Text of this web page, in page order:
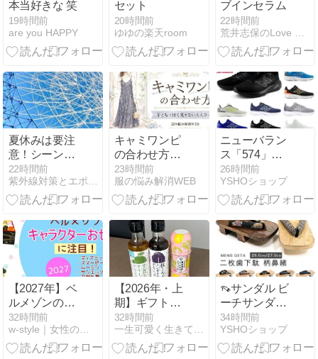
本当好きな 笑
19時間前
are you HAPPY
セット
20時間前
ゆゆの楽天room
ブインセラム
22時間前
荒井志保のLove Life
夏休みは要注
意！シーン
別・日焼け対
策
22時間前
紫外線対策とエポカル
キャミワンピ
の合わせ方
は？【子ども
っぽく見せな
い大人コー
23時間前
服の悩み解消WEB
ニューバラン
ス「574」ア
ディダス「サ
ンバ OG」プ
ーマ「Vコー
26時間前
YSHOショップ
【2027年】ベ
ルメゾンのキ
ャラクターお
せち全種類！
ディズニー・
32時間前
w-style｜女性のためのライフスタイル情報
【2026年・上
期】ギフトに
もおすすめ！
楽天で見つけ
た美味しいも
32時間前
一生可愛く生きて行く！ひなファッション
👡サンダル ビ
ーチサンダル
下駄 草履
34時間前
YSHOショップ